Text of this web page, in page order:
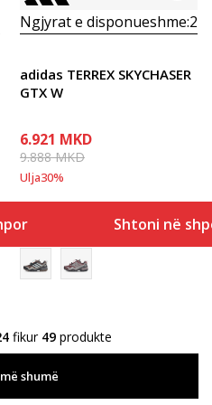
Ngjyrat e disponueshme:2
adidas TERREX SKYCHASER
GTX W
6.921 MKD
9.888MKD
Ulja30%
Shtoni në
fikur 49 produkte
shumë